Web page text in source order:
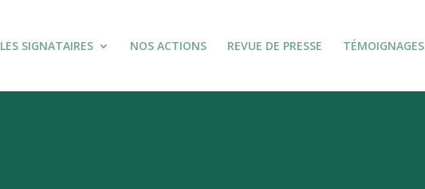
LES SIGNATAIRES NOS ACTIONS REVUE DE PRESSE TÉMOIGNAGES